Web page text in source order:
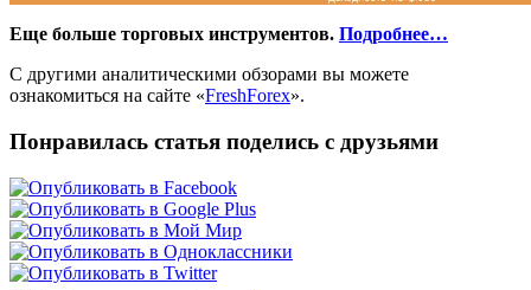
Еще больше торговых инструментов. Подробнее…
С другими аналитическими обзорами вы можете
ознакомиться на сайте «FreshForex».
Понравилась статья поделись с друзьями